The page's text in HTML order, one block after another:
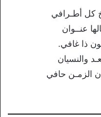
كل أطـرافي
عنــوان
ذا غافي.
والنسيان
الزمـن حافي